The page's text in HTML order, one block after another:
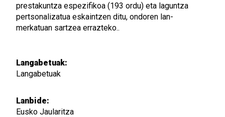
prestakuntza espezifikoa (193 ordu) eta laguntza
pertsonalizatua eskaintzen ditu, ondoren lan-
merkatuan sartzea errazteko..
Langabetuak:
Langabetuak
Lanbide:
Eusko Jaularitza